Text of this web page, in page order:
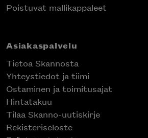
Poistuvat mallikappaleet
Asiakaspalvelu
Tietoa Skannosta
Yhteystiedot ja tiimi
Ostaminen ja toimitusajat
Hintatakuu
Tilaa Skanno-uutiskirje
Rekisteriseloste